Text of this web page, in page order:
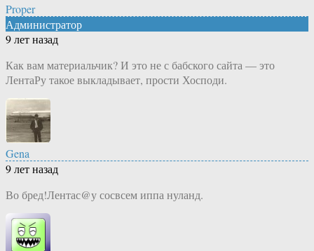
Proper
Администратор
9 лет назад
Как вам материальчик? И это не с бабского сайта — это
ЛентаРу такое выкладывает, прости Хосподи.
Gena
9 лет назад
Во бред!Лентас@у сосвсем иппа нуланд.